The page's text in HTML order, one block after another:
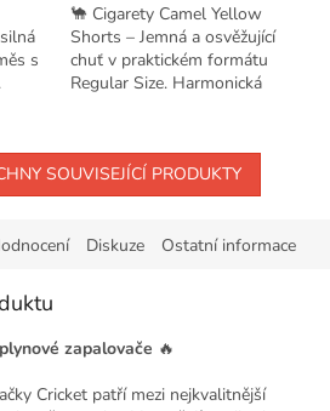
s
🐪 Cigarety Camel Yellow
Shorts – Jemná a osvěžující
chuť v praktickém formátu
Regular Size. Harmonická
SOUVISEJÍCÍ PRODUKTY
Diskuze Ostatní informace
zapalovače 🔥
Cricket patří mezi nejkvalitnější